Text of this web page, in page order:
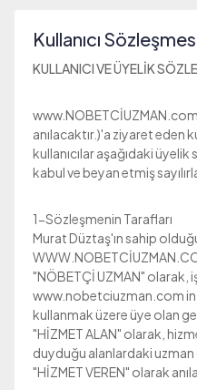
Kullanıcı
KULLANICI VE ÜYELİK
anılacaktır.)'a ziyaret eden
kullanıcılar aşağıdaki
kabul ve beyan etmiş
1-Sözleşmenin Tarafları
Murat Düztaş'ın sahip
"NÖBETÇİ UZMAN"
www.nobetciuzman.com
kullanmak üzere üye olan
"HİZMET ALAN" olarak,
duyduğu alanlardaki uzman
"HİZMET VEREN" olarak